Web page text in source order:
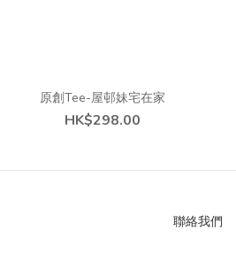
原創Tee-屋邨妹宅在家
HK$298.00
聯絡我們